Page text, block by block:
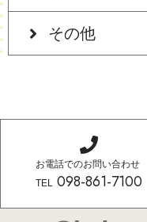
その他
お電話でのお問い合わせ
TEL 098-861-7100